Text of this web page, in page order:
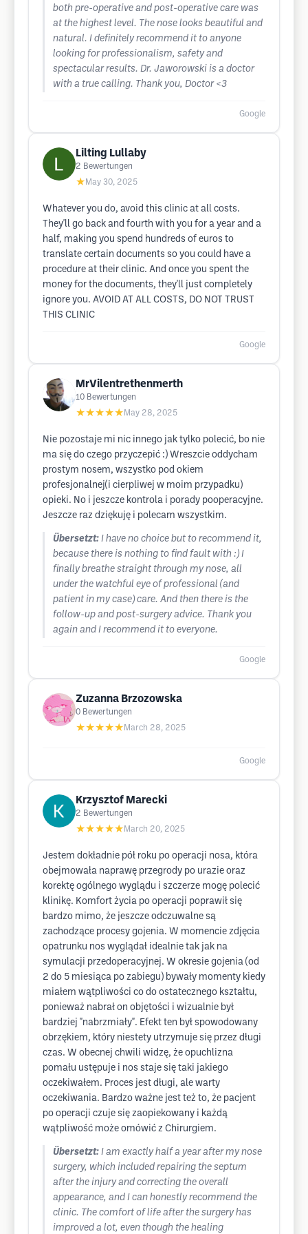
both pre-operative and post-operative care was
at the highest level. The nose looks beautiful and
natural. I definitely recommend it to anyone
looking for professionalism, safety and
spectacular results. Dr. Jaworowski is a doctor
with a true calling. Thank you, Doctor <3
Google
Lilting Lullaby
2 Bewertungen
★ May 30, 2025
Whatever you do, avoid this clinic at all costs.
They'll go back and fourth with you for a year and a
half, making you spend hundreds of euros to
translate certain documents so you could have a
procedure at their clinic. And once you spent the
money for the documents, they'll just completely
ignore you. AVOID AT ALL COSTS, DO NOT TRUST
THIS CLINIC
Google
MrVilentrethenmerth
10 Bewertungen
★★★★★ May 28, 2025
Nie pozostaje mi nic innego jak tylko polecić, bo nie
ma się do czego przyczepić :) Wreszcie oddycham
prostym nosem, wszystko pod okiem
profesjonalnej(i cierpliwej w moim przypadku)
opieki. No i jeszcze kontrola i porady pooperacyjne.
Jeszcze raz dziękuję i polecam wszystkim.
Übersetzt: I have no choice but to recommend it,
because there is nothing to find fault with :) I
finally breathe straight through my nose, all
under the watchful eye of professional (and
patient in my case) care. And then there is the
follow-up and post-surgery advice. Thank you
again and I recommend it to everyone.
Google
Zuzanna Brzozowska
0 Bewertungen
★★★★★ March 28, 2025
Google
Krzysztof Marecki
2 Bewertungen
★★★★★ March 20, 2025
Jestem dokładnie pół roku po operacji nosa, która
obejmowała naprawę przegrody po urazie oraz
korektę ogólnego wyglądu i szczerze mogę polecić
klinikę. Komfort życia po operacji poprawił się
bardzo mimo, że jeszcze odczuwalne są
zachodzące procesy gojenia. W momencie zdjęcia
opatrunku nos wyglądał idealnie tak jak na
symulacji przedoperacyjnej. W okresie gojenia (od
2 do 5 miesiąca po zabiegu) bywały momenty kiedy
miałem wątpliwości co do ostatecznego kształtu,
ponieważ nabrał on objętości i wizualnie był
bardziej "nabrzmiały". Efekt ten był spowodowany
obrzękiem, który niestety utrzymuje się przez długi
czas. W obecnej chwili widzę, że opuchlizna
pomału ustępuje i nos staje się taki jakiego
oczekiwałem. Proces jest długi, ale warty
oczekiwania. Bardzo ważne jest też to, że pacjent
po operacji czuje się zaopiekowany i każdą
wątpliwość może omówić z Chirurgiem.
Übersetzt: I am exactly half a year after my nose
surgery, which included repairing the septum
after the injury and correcting the overall
appearance, and I can honestly recommend the
clinic. The comfort of life after the surgery has
improved a lot, even though the healing